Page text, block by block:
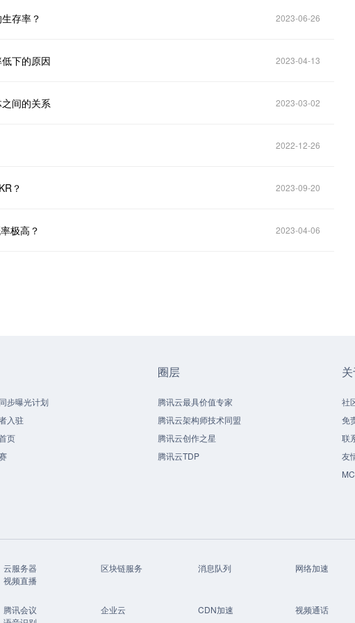
存率？ 2023-06-26
下的原因 2023-04-13
间的关系 2023-03-02
2022-12-26
？ 2023-09-20
极高？ 2023-04-06
步曝光计划
入驻
页
圈层
腾讯云最具价值专家
腾讯云架构师技术同盟
腾讯云创作之星
腾讯云TDP
社
免
联
友
云服务器 区块链服务 消息队列
网络加速
视频直播
腾讯会议 企业云 CDN加速
视频通话